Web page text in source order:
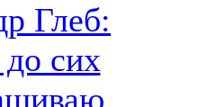
Глеб:
сих